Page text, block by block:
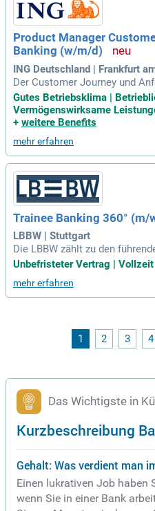
Product Manager
Banking (w/m/d)
ING Deutschland | Frankfurt
Der Customer Journey und
king – auch Bewerbungen von
willkommen; Fundiertes
r Journeys im Business
Gutes Betriebsklima |
Vermögenswirksame
+ weitere Benefits
mehr erfahren
Trainee Banking 360° (m/
LBBW | Stuttgart
Die LBBW zählt zu den
ist ein innovatives,
ehmen im Finanzsektor. Wir
wissen, was es heißt, sich zu
Unbefristeter Vertrag | Vollzeit
mehr erfahren
1 2 3 4
Das Wichtigste in
Kurzbeschreibung
Gehalt: Was verdient man
Einen lukrativen Job haben
wenn Sie in einer Bank